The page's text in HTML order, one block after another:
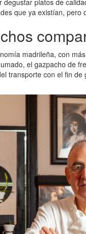
platos de
que ya existían,
madrileña, con
el gazpacho de
transporte con el fin